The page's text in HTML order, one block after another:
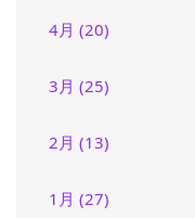
4月 (20)
3月 (25)
2月 (13)
1月 (27)